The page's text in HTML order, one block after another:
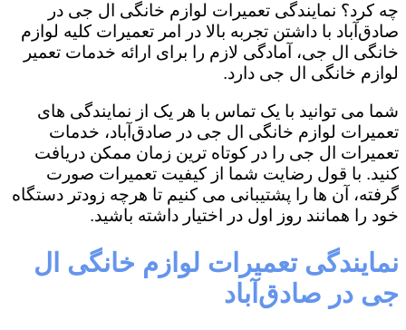
چه کرد؟ نمایندگی تعمیرات لوازم خانگی ال جی در
صادق‌آباد با داشتن تجربه بالا در امر تعمیرات کلیه لوازم
خانگی ال جی، آمادگی لازم را برای ارائه خدمات تعمیر
لوازم خانگی ال جی دارد.
شما می توانید با یک تماس با هر یک از نمایندگی های
تعمیرات لوازم خانگی ال جی در صادق‌آباد، خدمات
تعمیرات ال جی را در کوتاه ترین زمان ممکن دریافت
کنید. با قول رضایت شما از کیفیت تعمیرات صورت
گرفته، آن ها را پشتیبانی می کنیم تا هرچه زودتر دستگاه
خود را همانند روز اول در اختیار داشته باشید.
نمایندگی تعمیرات لوازم خانگی ال
جی در صادق‌آباد